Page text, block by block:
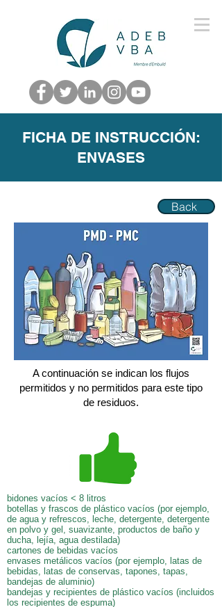
FICHA DE INSTRUCCIÓN:
ENVASES
Back
A continuación se indican los flujos
permitidos y no permitidos para este tipo
de residuos.
bidones vacíos < 8 litros
botellas y frascos de plástico vacíos (por ejemplo,
de agua y refrescos, leche, detergente, detergente
en polvo y gel, suavizante, productos de baño y
ducha, lejía, agua destilada)
cartones de bebidas vacíos
envases metálicos vacíos (por ejemplo, latas de
bebidas, latas de conservas, tapones, tapas,
bandejas de aluminio)
bandejas y recipientes de plástico vacíos (incluidos
los recipientes de espuma)